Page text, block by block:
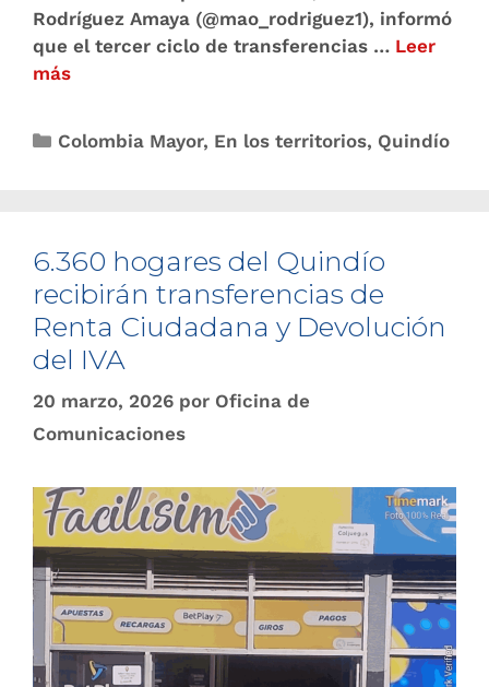
Rodríguez Amaya (@mao_rodriguez1), informó
que el tercer ciclo de transferencias … Leer
más
Colombia Mayor, En los territorios, Quindío
6.360 hogares del Quindío
recibirán transferencias de
Renta Ciudadana y Devolución
del IVA
20 marzo, 2026 por Oficina de
Comunicaciones